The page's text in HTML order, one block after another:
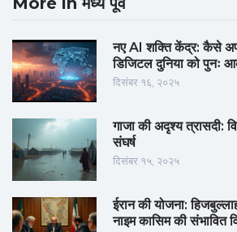
नए AI शक्ति केंद्र: कैसे
डिजिटल दुनिया को पुनः
दिसंबर १६, २०२५
गाजा की अदृश्य त्रासदी:
संघर्ष
दिसंबर १५, २०२५
ईरान की योजना:
नाइम कासिम की संभावित